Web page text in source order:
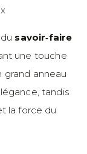
savoir‑faire
une touche
grand anneau
tandis
la force du